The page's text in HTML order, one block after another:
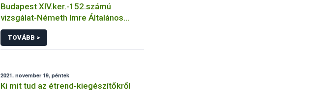
Budapest XIV.ker.-152.számú
vizsgálat-Németh Imre Általános
Iskola Tálalókonyha
TOVÁBB >
2021. november 19, péntek
Ki mit tud az étrend-kiegészítőkről